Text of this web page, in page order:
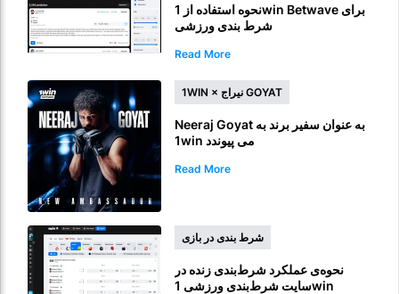
نحوه استفاده از 1win Betwave برای
شرط بندی ورزشی
Read More
1WIN × نیراج GOYAT
Neeraj Goyat به عنوان سفیر برند به
1win می پیوندد
Read More
شرط بندی در بازی
نحوه‌ی عملکرد شرط‌بندی زنده در
سایت شرط‌بندی ورزشی 1win